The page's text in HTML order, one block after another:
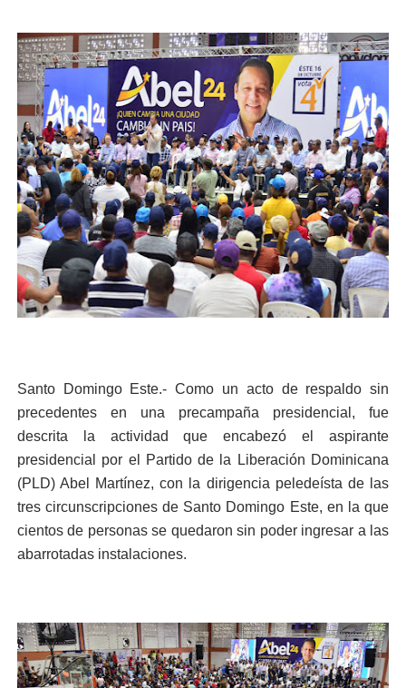
Santo Domingo Este.- Como un acto de respaldo sin
precedentes en una precampaña presidencial, fue
descrita la actividad que encabezó el aspirante
presidencial por el Partido de la Liberación Dominicana
(PLD) Abel Martínez, con la dirigencia peledeísta de las
tres circunscripciones de Santo Domingo Este, en la que
cientos de personas se quedaron sin poder ingresar a las
abarrotadas instalaciones.